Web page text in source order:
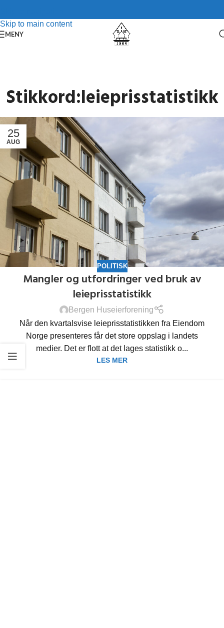
Skip to main content
MENY
Stikkord:leieprisstatistikk
25
AUG
POLITISK
Mangler og utfordringer ved bruk av
leieprisstatistikk
Bergen Huseierforening
Når den kvartalsvise leieprisstatistikken fra Eiendom
Norge presenteres får det store oppslag i landets
medier. Det er flott at det lages statistikk o...
LES MER